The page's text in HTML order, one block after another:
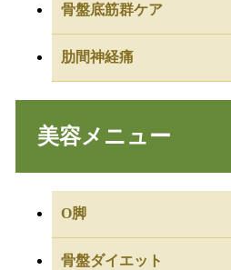
骨盤底筋群ケア
肋間神経痛
美容メニュー
O脚
骨盤ダイエット